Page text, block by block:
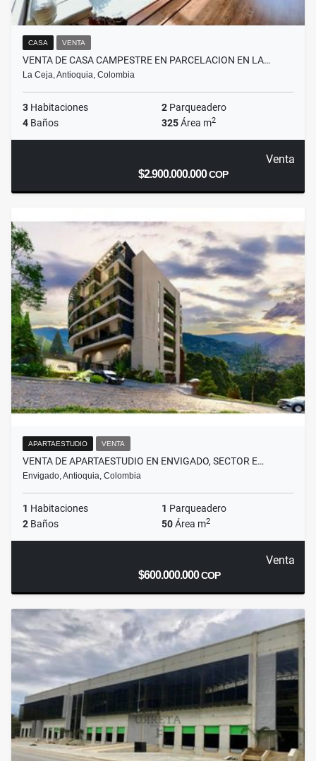
CASA VENTA
VENTA DE CASA CAMPESTRE EN PARCELACION EN LA…
La Ceja, Antioquia, Colombia
3 Habitaciones 2 Parqueadero
4 Baños 325Área m2
Venta
$2.900.000.000COP
APARTAESTUDIO VENTA
VENTA DE APARTAESTUDIO EN ENVIGADO, SECTOR E…
Envigado, Antioquia, Colombia
1 Habitaciones 1 Parqueadero
2 Baños 50Área m2
Venta
$600.000.000COP